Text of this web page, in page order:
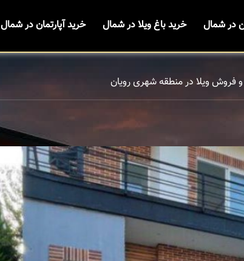
در شمال خرید باغ ویلا در شمال خرید آپارتمان در شمال
فروش ویلا در منطقه شهری رویان